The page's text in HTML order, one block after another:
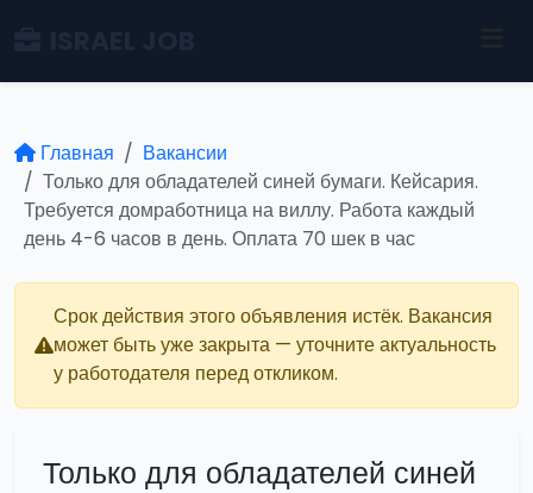
Главная
Вакансии
Только для обладателей синей бумаги. Кейсария.
Требуется домработница на виллу. Работа каждый
день 4-6 часов в день. Оплата 70 шек в час
Срок действия этого объявления истёк. Вакансия
может быть уже закрыта — уточните актуальность
у работодателя перед откликом.
Только для обладателей синей